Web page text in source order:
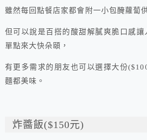
雖然每回點餐店家都會附一小包醃蘿蔔
但可以說是百搭的酸甜解膩爽脆口感
單點來大快朵頤，
有更多需求的朋友也可以選擇大份
麵都美味。
炸醬飯($150元)